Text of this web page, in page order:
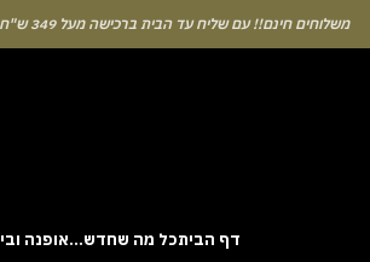
חינם!! עם שליח עד הבית ברכישה מעל 349 ש"ח
דף הביתכל מה שחדש…אופנה